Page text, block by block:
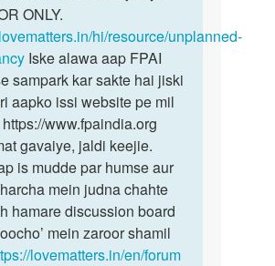
ONLY.
hi/resource/unplanned-
Iske alawa aap FPAI
sampark kar sakte hai jiski
aapko issi website pe mil
www.fpaindia.org
gavaiye, jaldi keejie.
is mudde par humse aur
mein judna chahte
hamare discussion board
mein zaroor shamil
lovematters.in/en/forum